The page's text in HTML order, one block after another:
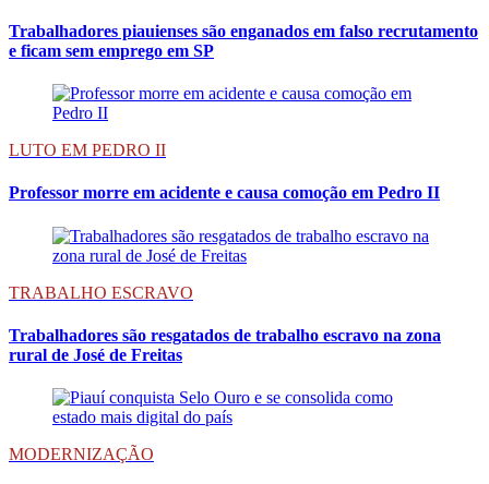
Trabalhadores piauienses são enganados em falso recrutamento
e ficam sem emprego em SP
LUTO EM PEDRO II
Professor morre em acidente e causa comoção em Pedro II
TRABALHO ESCRAVO
Trabalhadores são resgatados de trabalho escravo na zona
rural de José de Freitas
MODERNIZAÇÃO